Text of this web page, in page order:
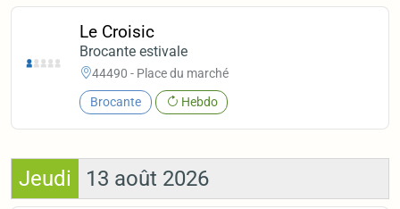
Le Croisic
Brocante estivale
44490 - Place du marché
Brocante Hebdo
Jeudi 13 août 2026